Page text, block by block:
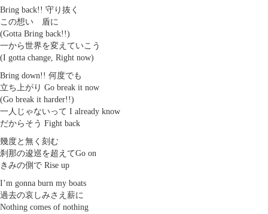
Bring back!! 守り抜く
この想い 盾に
(Gotta Bring back!!)
一から世界を変えていこう
(I gotta change, Right now)
Bring down!! 何度でも
立ち上がり Go break it now
(Go break it harder!!)
一人じゃないって I already know
だからそう Fight back
幾度と無く刻む
刹那の逡巡を超えてGo on
きみの側で Rise up
I’m gonna burn my boats
過去の哀しみさえ薪に
Nothing comes of nothing